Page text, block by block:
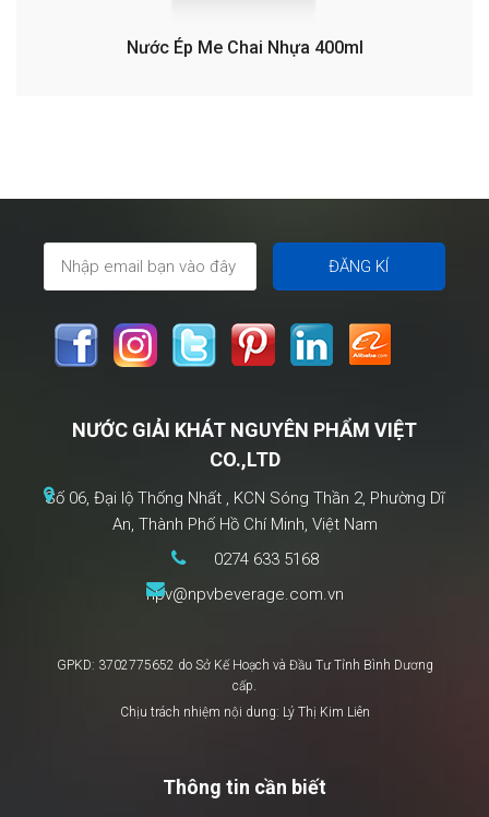
Nước Ép Me Chai Nhựa 400ml
NƯỚC GIẢI KHÁT NGUYÊN PHẨM VIỆT
CO.,LTD
Số 06, Đại lộ Thống Nhất , KCN Sóng Thần 2, Phường Dĩ
An, Thành Phố Hồ Chí Minh, Việt Nam
0274 633 5168
npv@npvbeverage.com.vn
GPKD: 3702775652 do Sở Kế Hoạch và Đầu Tư Tỉnh Bình Dương
cấp.
Chịu trách nhiệm nội dung: Lý Thị Kim Liên
Thông tin cần biết